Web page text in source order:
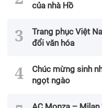
của nhà Hồ
Trang phục Việt
đổi văn hóa
Chúc mừng sinh
ngọt ngào